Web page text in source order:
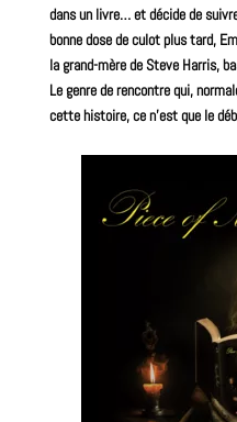
dans un livre… et décide de
bonne dose de culot plus tard,
la grand-mère de Steve Harris,
Le genre de rencontre qui,
cette histoire, ce n’est que le